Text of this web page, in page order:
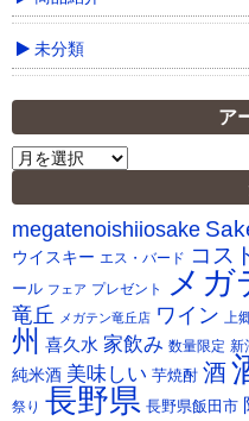
未分類
ア
ア
カ
イ
ブ
megatenoishiiosake
ウイスキー エス・バード コス
ール フェア プレゼント メガ
竜丘
メガテン竜丘店 ワイン 上
州 喜久水 家飲み 数量限定 新
純米酒 美味しい 芋焼酎 酒
祭り 長野県 長野県飯田市